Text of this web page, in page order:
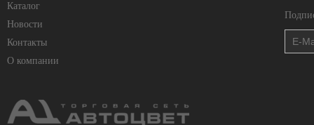
Каталог
Новости
Контакты
О компании